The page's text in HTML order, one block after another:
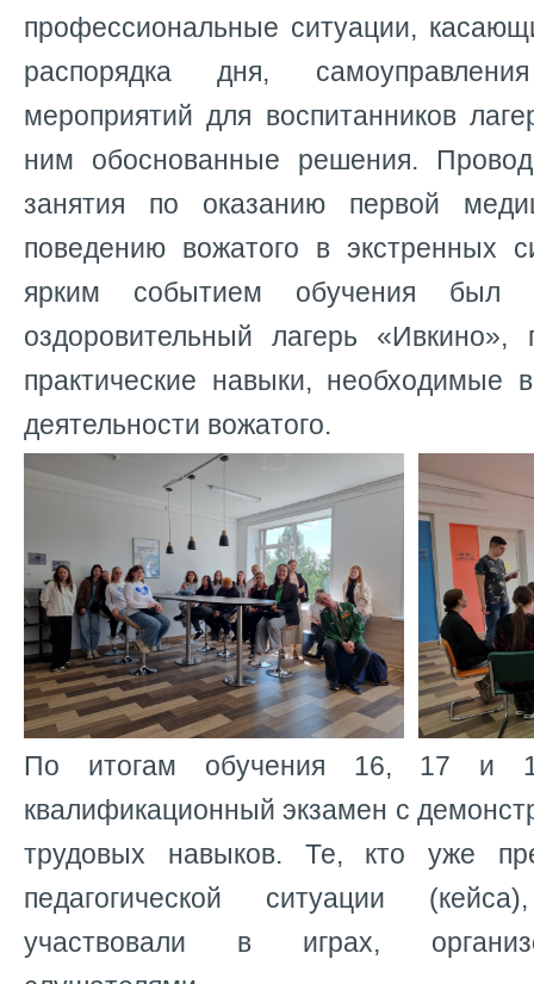
профессиональные ситуации,
распорядка дня,
мероприятий для воспитанников
ним обоснованные решения.
занятия по оказанию первой
поведению вожатого в экстренных
ярким событием обучения был
оздоровительный лагерь «Ивкино»,
практические навыки, необходимые
деятельности вожатого.
По итогам обучения 16, 17 и
квалификационный экзамен с
трудовых навыков. Те, кто уже
педагогической ситуации
участвовали в играх,